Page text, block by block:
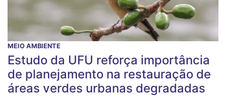
MEIO AMBIENTE
Estudo da UFU reforça importância
de planejamento na restauração de
áreas verdes urbanas degradadas